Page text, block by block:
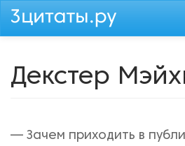
Перейти
Декстер
— Зачем приходить в